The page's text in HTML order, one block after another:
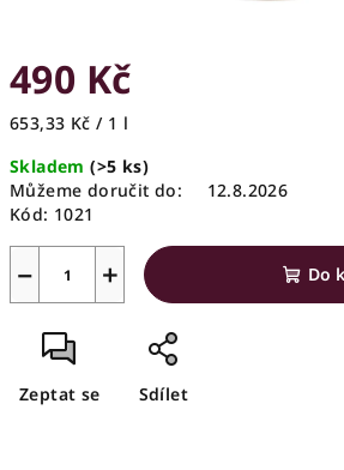
490 Kč
Měrná
653,33 Kč / 1 l
Skladem(>5 ks)
Můžeme doručit do:
12.8.2026
Kód: 1021
+
− Do
Zeptat se Sdílet